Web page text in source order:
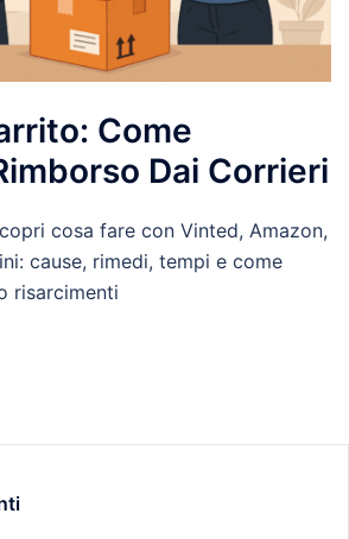
Come
Dai Corrieri
cosa fare con Vinted, Amazon,
cause, rimedi, tempi e come
risarcimenti